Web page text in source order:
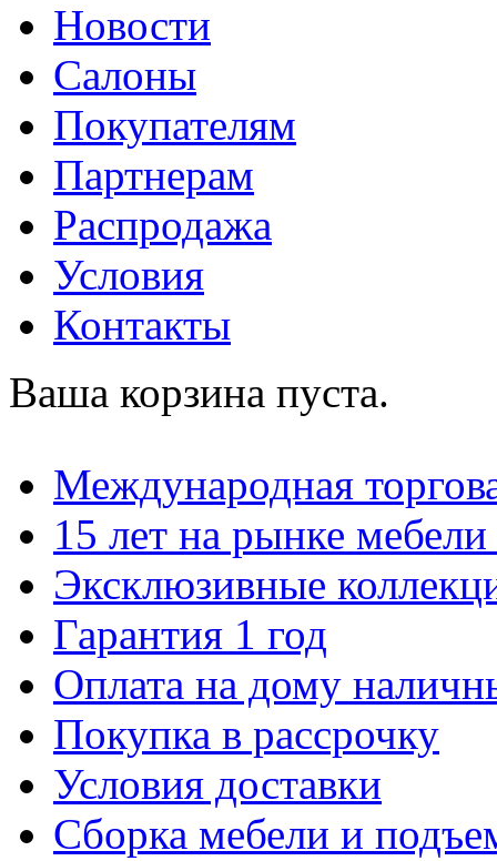
Новости
Салоны
Покупателям
Партнерам
Распродажа
Условия
Контакты
Ваша корзина пуста.
Международная
15 лет на рынке
Эксклюзивные
Гарантия 1 год
Оплата на дому
Покупка в рассрочку
Условия доставки
Сборка мебели и